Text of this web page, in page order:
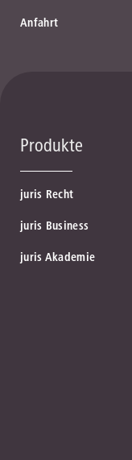
Anfahrt
Produkte
juris Recht
juris Business
juris Akademie